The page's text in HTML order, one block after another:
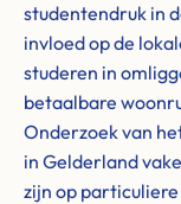
studentendruk in
invloed op de
studeren in
betaalbare
Onderzoek van
in Gelderland
zijn op